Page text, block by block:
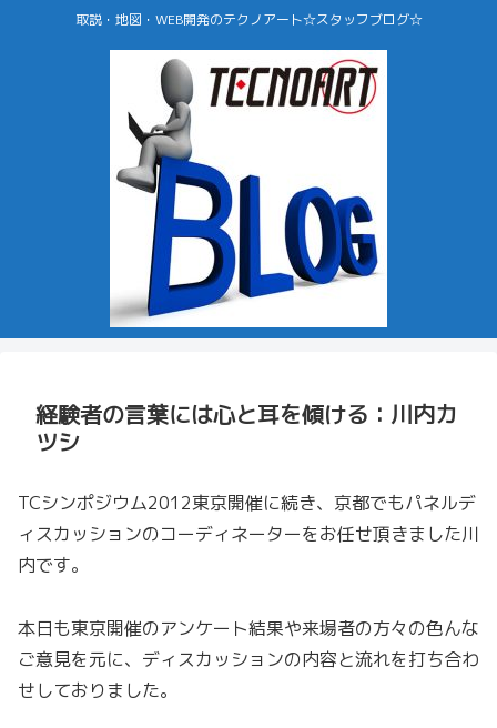
取説・地図・WEB開発のテクノアート☆スタッフブログ☆
経験者の言葉には心と耳を傾ける：川内カ
ツシ
TCシンポジウム2012東京開催に続き、京都でもパネルデ
ィスカッションのコーディネーターをお任せ頂きました川
内です。
本日も東京開催のアンケート結果や来場者の方々の色んな
ご意見を元に、ディスカッションの内容と流れを打ち合わ
せしておりました。